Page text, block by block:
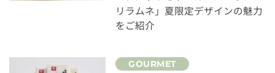
リラムネ」夏限定デザインの魅力
をご紹介